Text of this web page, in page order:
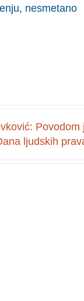
nesmetano
Povodom
ljudskih